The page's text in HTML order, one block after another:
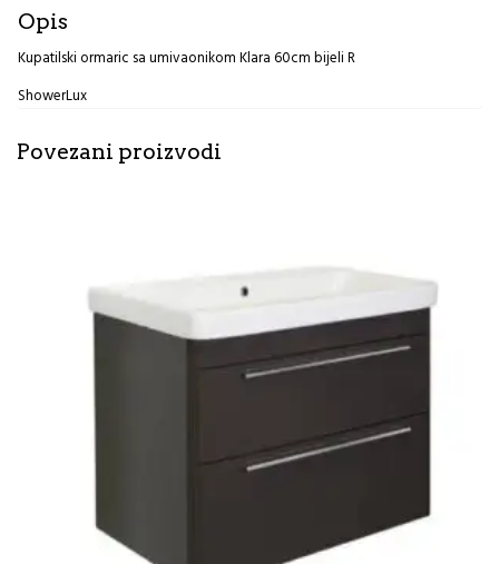
Opis
Kupatilski ormaric sa umivaonikom Klara 60cm bijeli R
ShowerLux
Povezani proizvodi